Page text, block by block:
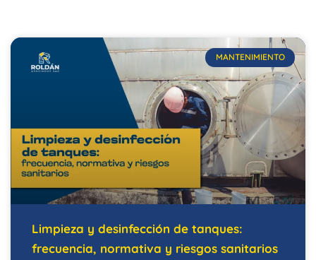
MANTENIMIENTO
Limpieza y desinfección de tanques:
frecuencia, normativa y riesgos sanitarios